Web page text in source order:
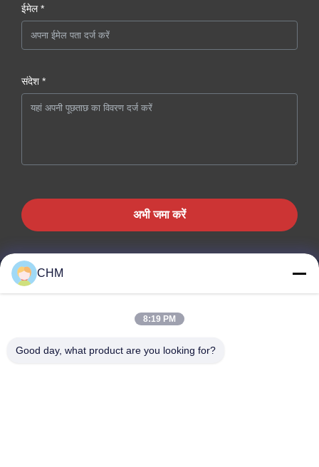
ईमेल *
संदेश *
अभी जमा करें
संपर्क करें
CHM
8:19 PM
Good day, what product are you looking for?